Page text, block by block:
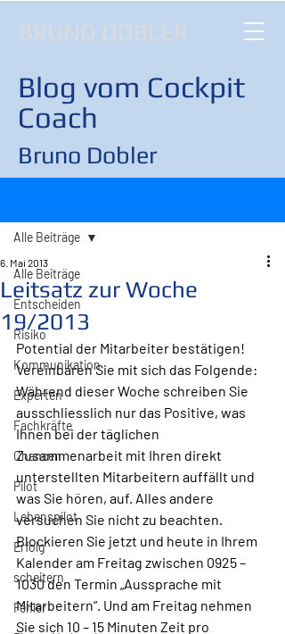
BRUNO DOBLER
Blog vom Cockpit
Coach
Bruno Dobler
Alle Beiträge
Entscheiden
Risiko
Kommunikation
Experten
Fachkräfte
Chancen
Pilot
Lebenspilot
Erfolg
scheitern
Fehler
Alle Beiträge
Leitsatz zur Woche
19/2013
6. Mai 2013
Potential der Mitarbeiter bestätigen!
Vereinbaren Sie mit sich das Folgende:
Während dieser Woche schreiben Sie
ausschliesslich nur das Positive, was
Ihnen bei der täglichen
Zusammenarbeit mit Ihren direkt
unterstellten Mitarbeitern auffällt und
was Sie hören, auf. Alles andere
versuchen Sie nicht zu beachten.
Blockieren Sie jetzt und heute in Ihrem
Kalender am Freitag zwischen 0925 –
1030 den Termin „Aussprache mit
Mitarbeitern“. Und am Freitag nehmen
Sie sich 10 – 15 Minuten Zeit pro